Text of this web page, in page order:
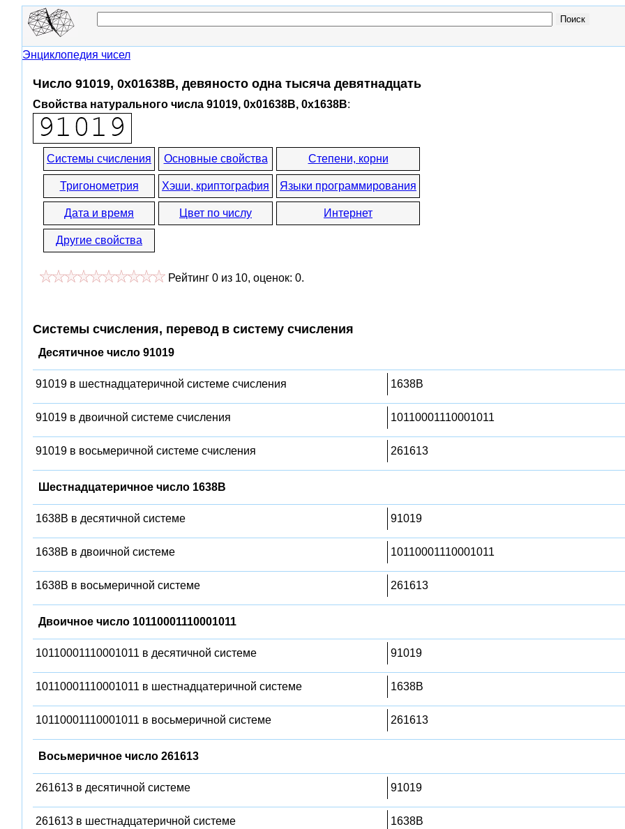
Энциклопедия чисел
Число 91019, 0x01638B, девяносто одна тысяча девятнадцать
Свойства натурального числа 91019, 0x01638B, 0x1638B:
Системы счисления Основные свойства Степени, корни
Тригонометрия Хэши, криптография Языки программирования
Дата и время Цвет по числу Интернет
Другие свойства
Рейтинг 0 из 10, оценок: 0.
Системы счисления, перевод в систему счисления
Десятичное число 91019
91019 в шестнадцатеричной системе счисления 1638B
91019 в двоичной системе счисления 10110001110001011
91019 в восьмеричной системе счисления 261613
Шестнадцатеричное число 1638B
1638B в десятичной системе 91019
1638B в двоичной системе 10110001110001011
1638B в восьмеричной системе 261613
Двоичное число 10110001110001011
10110001110001011 в десятичной системе 91019
10110001110001011 в шестнадцатеричной системе 1638B
10110001110001011 в восьмеричной системе 261613
Восьмеричное число 261613
261613 в десятичной системе 91019
261613 в шестнадцатеричной системе 1638B